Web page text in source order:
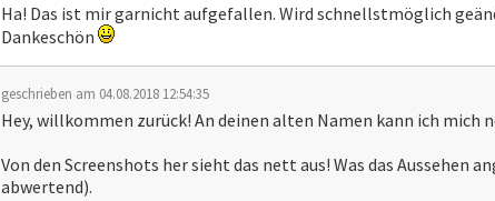
Ha! Das ist mir garnicht aufgefallen. Wird schnellstmöglich
Dankeschön
geschrieben am 04.08.2018 12:54:35
Hey, willkommen zurück! An deinen alten Namen kann ich
Von den Screenshots her sieht das nett aus! Was das Aussehen
abwertend).